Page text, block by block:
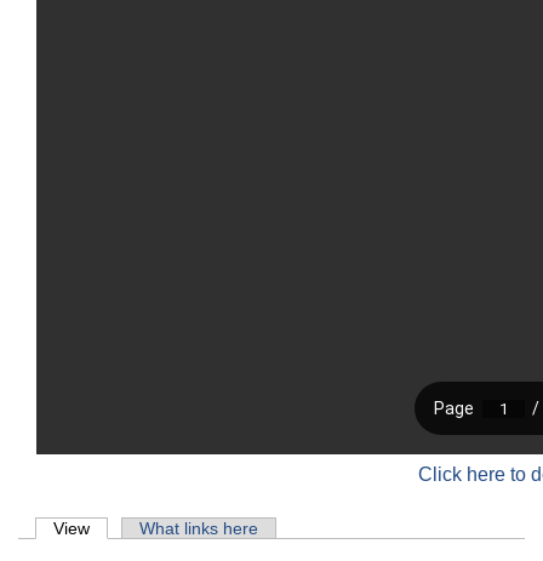
Click here to
Primary tabs
View (active tab)What links here